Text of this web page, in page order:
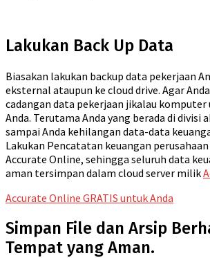
Lakukan Back Up Data
Biasakan lakukan backup data pekerjaan
eksternal ataupun ke cloud drive. Agar
cadangan data pekerjaan jikalau
Anda. Terutama Anda yang berada di divisi
sampai Anda kehilangan data-data
Lakukan Pencatatan keuangan
Accurate Online, sehingga seluruh data
aman tersimpan dalam cloud server milik
Accurate Online GRATIS untuk Anda
Simpan File dan Arsip
Tempat yang Aman.